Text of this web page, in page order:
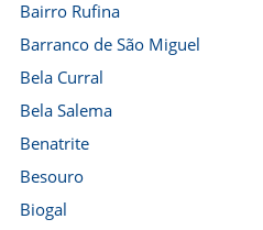
Bairro Rufina
Barranco de São Miguel
Bela Curral
Bela Salema
Benatrite
Besouro
Biogal